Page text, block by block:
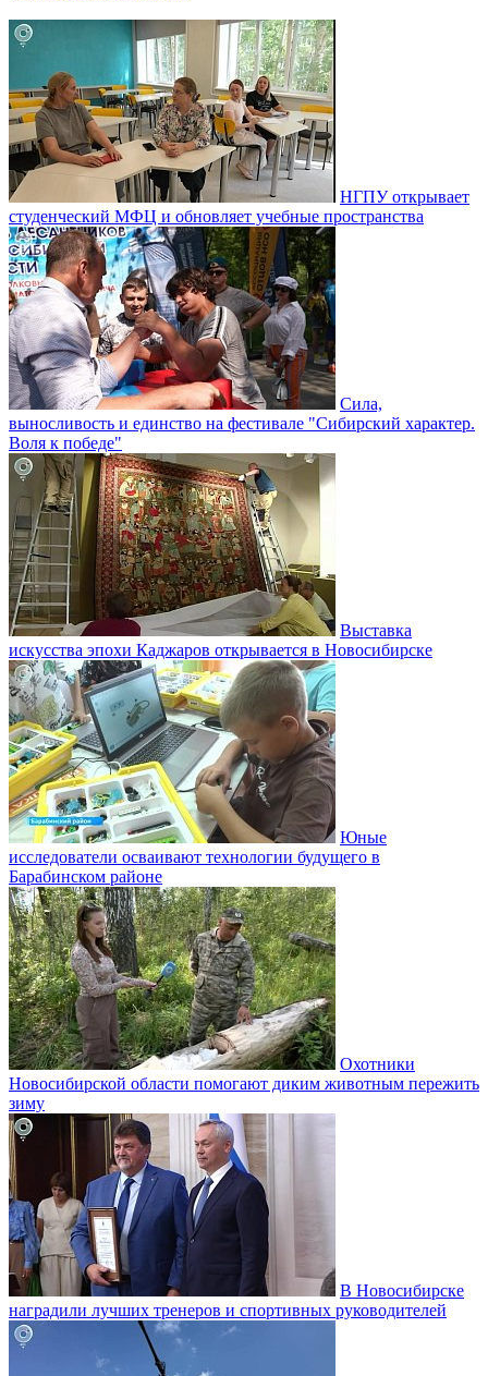
НГПУ открывает
студенческий МФЦ и обновляет учебные пространства
Сила,
выносливость и единство на фестивале "Сибирский характер.
Воля к победе"
Выставка
искусства эпохи Каджаров открывается в Новосибирске
Юные
исследователи осваивают технологии будущего в
Барабинском районе
Охотники
Новосибирской области помогают диким животным пережить
зиму
В Новосибирске
наградили лучших тренеров и спортивных руководителей